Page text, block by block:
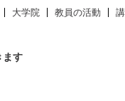
大学院 教員の活動
ます